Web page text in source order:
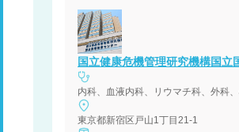
国立健康危機管理研究機構国立
内科、血液内科、リウマチ科、外科
東京都新宿区戸山1丁目21-1